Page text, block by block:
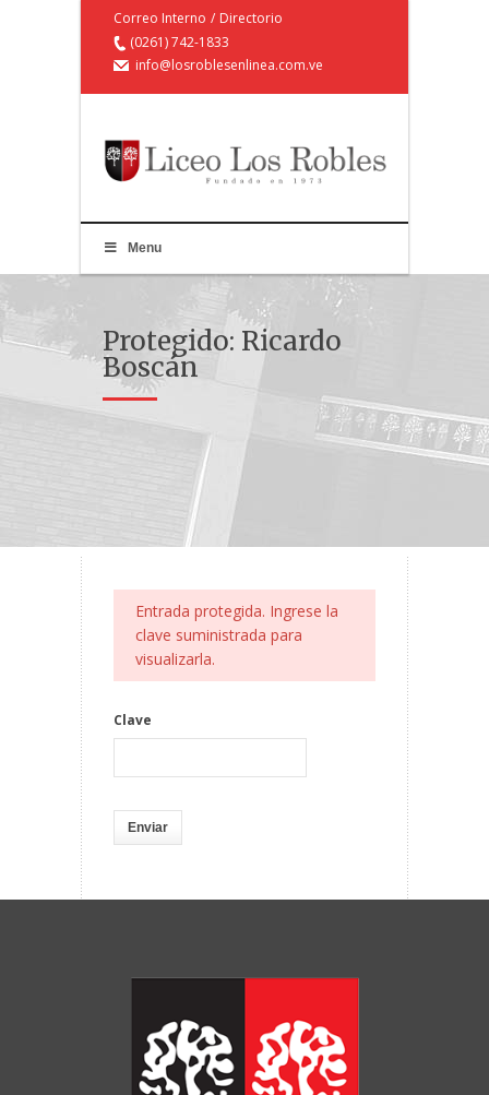
Correo Interno / Directorio
(0261) 742-1833
info@losroblesenlinea.com.ve
Menu
Protegido: Ricardo
Boscán
Entrada protegida. Ingrese la
clave suministrada para
visualizarla.
Clave